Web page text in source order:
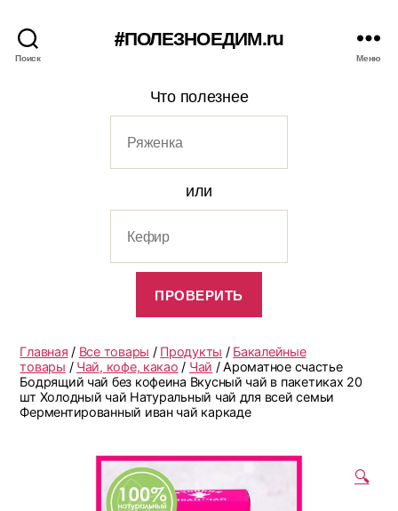
Поиск
#ПОЛЕЗНОЕДИМ.ru
Меню
Что полезнее
или
Главная / Все товары / Продукты / Бакалейные
товары / Чай, кофе, какао / Чай / Ароматное счастье
Бодрящий чай без кофеина Вкусный чай в пакетиках 20
шт Холодный чай Натуральный чай для всей семьи
Ферментированный иван чай каркаде
🔍